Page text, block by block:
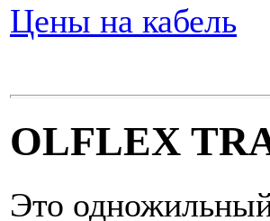
Цены на кабель
OLFLEX
Это